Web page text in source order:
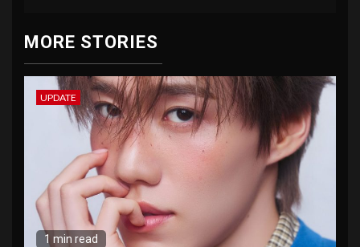
MORE STORIES
UPDATE
1 min read